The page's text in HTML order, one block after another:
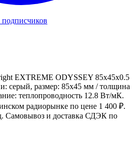
EXTREME ODYSSEY 85x45x0.5
серый, размер: 85x45 мм / толщина
теплопроводность 12.8 Вт/мК.
радиорынке по цене 1 400 ₽.
Самовывоз и доставка СДЭК по